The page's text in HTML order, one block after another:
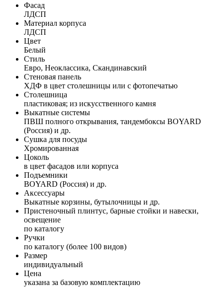
Фасад
ЛДСП
Материал корпуса
ЛДСП
Цвет
Белый
Стиль
Евро, Неоклассика, Скандинавский
Стеновая панель
ХДФ в цвет столешницы или с фотопечатью
Столешница
пластиковая; из искусственного камня
Выкатные системы
ПВШ полного открывания, тандембоксы BOYARD
(Россия) и др.
Сушка для посуды
Хромированная
Цоколь
в цвет фасадов или корпуса
Подъемники
BOYARD (Россия) и др.
Аксессуары
Выкатные корзины, бутылочницы и др.
Пристеночный плинтус, барные стойки и навески,
освещение
по каталогу
Ручки
по каталогу (более 100 видов)
Размер
индивидуальный
Цена
указана за базовую комплектацию